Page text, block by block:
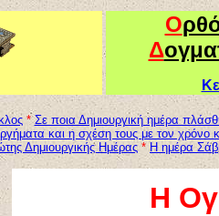
Ο
Δ
* Σε ποια Δημιουργική ημέρα
και η σχέση τους με τον χρόνο
Δημιουργικής Ημέρας * Η ημέρα
Η